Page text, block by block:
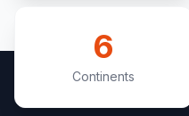
6
Continents